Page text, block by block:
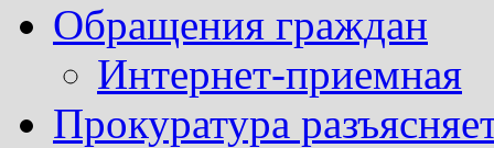
Обращения граждан
Интернет-приемная
Прокуратура